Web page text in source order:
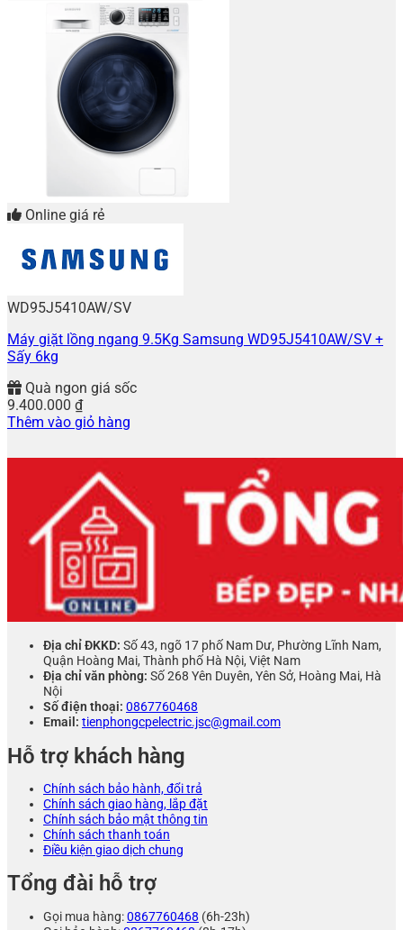
Online giá rẻ
WD95J5410AW/SV
Máy giặt lồng ngang 9.5Kg Samsung WD95J5410AW/SV +
Sấy 6kg
Quà ngon giá sốc
9.400.000 ₫
Thêm vào giỏ hàng
Địa chỉ ĐKKD: Số 43, ngõ 17 phố Nam Dư, Phường Lĩnh Nam,
Quận Hoàng Mai, Thành phố Hà Nội, Việt Nam
Địa chỉ văn phòng: Số 268 Yên Duyên, Yên Sở, Hoàng Mai, Hà
Nội
Số điện thoại: 0867760468
Email: tienphongcpelectric.jsc@gmail.com
Hỗ trợ khách hàng
Chính sách bảo hành, đổi trả
Chính sách giao hàng, lắp đặt
Chính sách bảo mật thông tin
Chính sách thanh toán
Điều kiện giao dịch chung
Tổng đài hỗ trợ
Gọi mua hàng:0867760468 (6h-23h)